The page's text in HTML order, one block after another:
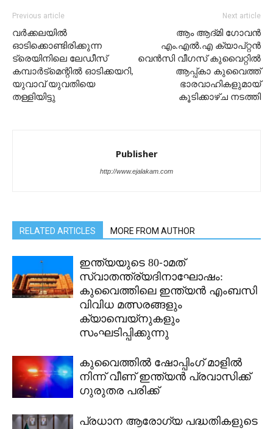
Previous article
വർക്കലയിൽ
ഓടിക്കൊണ്ടിരിക്കുന്ന
ട്രെയിനിലെ ലേഡീസ്
കമ്പാര്‍ട്‌മെന്റിൽ ഓടിക്കയറി,
യുവാവ് യുവതിയെ
തള്ളിയിട്ടു
Next article
ആം ആദ്മി‌ ഗോവൻ
എം.എൽ.എ ക്യാപ്റ്റൻ
വെൻസി വീഗസ്‌ കുവൈറ്റിൽ
ആപ്പ്കാ കുവൈത്ത്‌
ഭാരവാഹികളുമായ്‌
കൂടിക്കാഴ്ച നടത്തി
Publisher
http://www.ejalakam.com
RELATED ARTICLES MORE FROM AUTHOR
ഇന്ത്യയുടെ 80-ാമത്
സ്വാതന്ത്ര്യദിനാഘോഷം:
കുവൈത്തിലെ ഇന്ത്യൻ എംബസി
വിവിധ മത്സരങ്ങളും
ക്യാമ്പെയ്‌നുകളും
സംഘടിപ്പിക്കുന്നു
കുവൈത്തിൽ ഷോപ്പിംഗ് മാളിൽ
നിന്ന് വീണ് ഇന്ത്യൻ പ്രവാസിക്ക്
ഗുരുതര പരിക്ക്
പ്രധാന ആരോഗ്യ പദ്ധതികളുടെ